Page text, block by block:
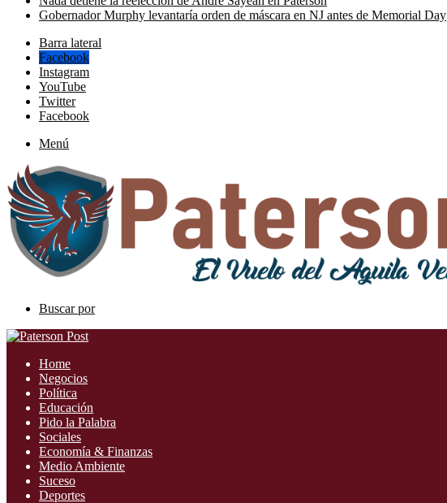
Gobernador Murphy levantaría orden de máscara en NJ antes de Memorial Day
Barra lateral
Facebook
Instagram
YouTube
Twitter
Facebook
Menú
Buscar por
Home
Negocios
Política
Educación
Pido la Palabra
Sociales
Economía & Finanzas
Medio Ambiente
Suceso
Deportes